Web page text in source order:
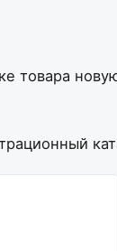
товара